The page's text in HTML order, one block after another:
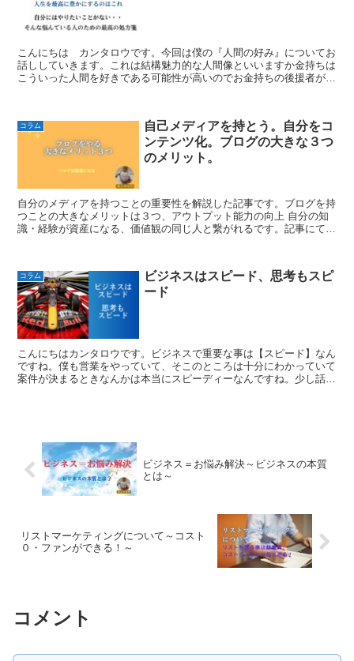
こんにちは カンタロウです。今回は僕の『人間の好み』についてお
話ししていきます。これは結構魅力的な人間像といいますか金持ちは
こういった人間を好きである可能性が高いのでお金持ちの後援者が欲
コラム
自己メディアを持とう。自分をコ
ンテンツ化。ブログの大きな３つ
のメリット。
自分のメディアを持つことの重要性を解説した記事です。ブログを持
つことの大きなメリットは３つ、アウトプット能力の向上 自分の知
識・経験が資産になる、価値観の同じ人と繋がれるです。記事にて詳
コラム
ビジネスはスピード、思考もスピ
ード
こんにちはカンタロウです。ビジネスで重要な事は【スピード】なん
ですね。僕も営業をやっていて、そこのところは十分にわかっていて
案件が決まるときなんかは本当にスピーディーなんですね。少し話し
ビジネス＝お悩み解決～ビジネスの本質
とは～
リストマーケティングについて～コスト
０・ファンができる！～
コメント